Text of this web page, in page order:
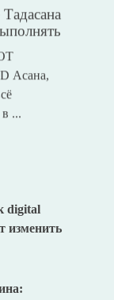
Асана,
в ...
digital
изменить